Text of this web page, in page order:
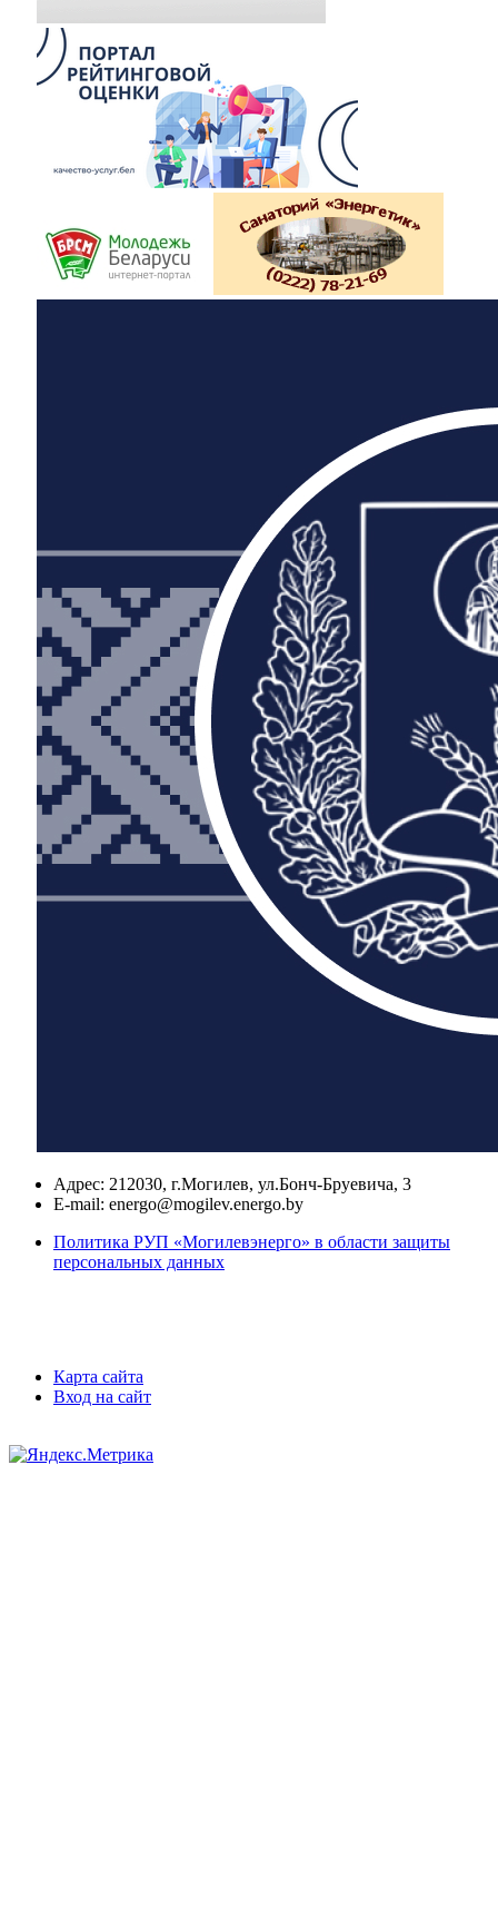
Адрес: 212030, г.Могилев, ул.Бонч-Бруевича, 3
E-mail: energo@mogilev.energo.by
Политика РУП «Могилевэнерго» в области защиты
персональных данных
Карта сайта
Вход на сайт